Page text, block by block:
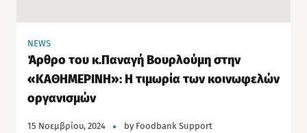
NEWS
Άρθρο του κ.Παναγή Βουρλούμη στην
«ΚΑΘΗΜΕΡΙΝΗ»: Η τιμωρία των κοινωφελών
οργανισμών
15 Νοεμβρίου, 2024 by Foodbank Support